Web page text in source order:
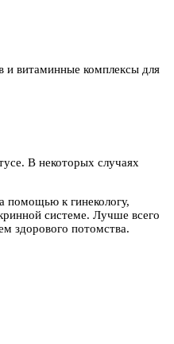
и витаминные комплексы для
В некоторых случаях
помощью к гинекологу,
системе. Лучше всего
здорового потомства.